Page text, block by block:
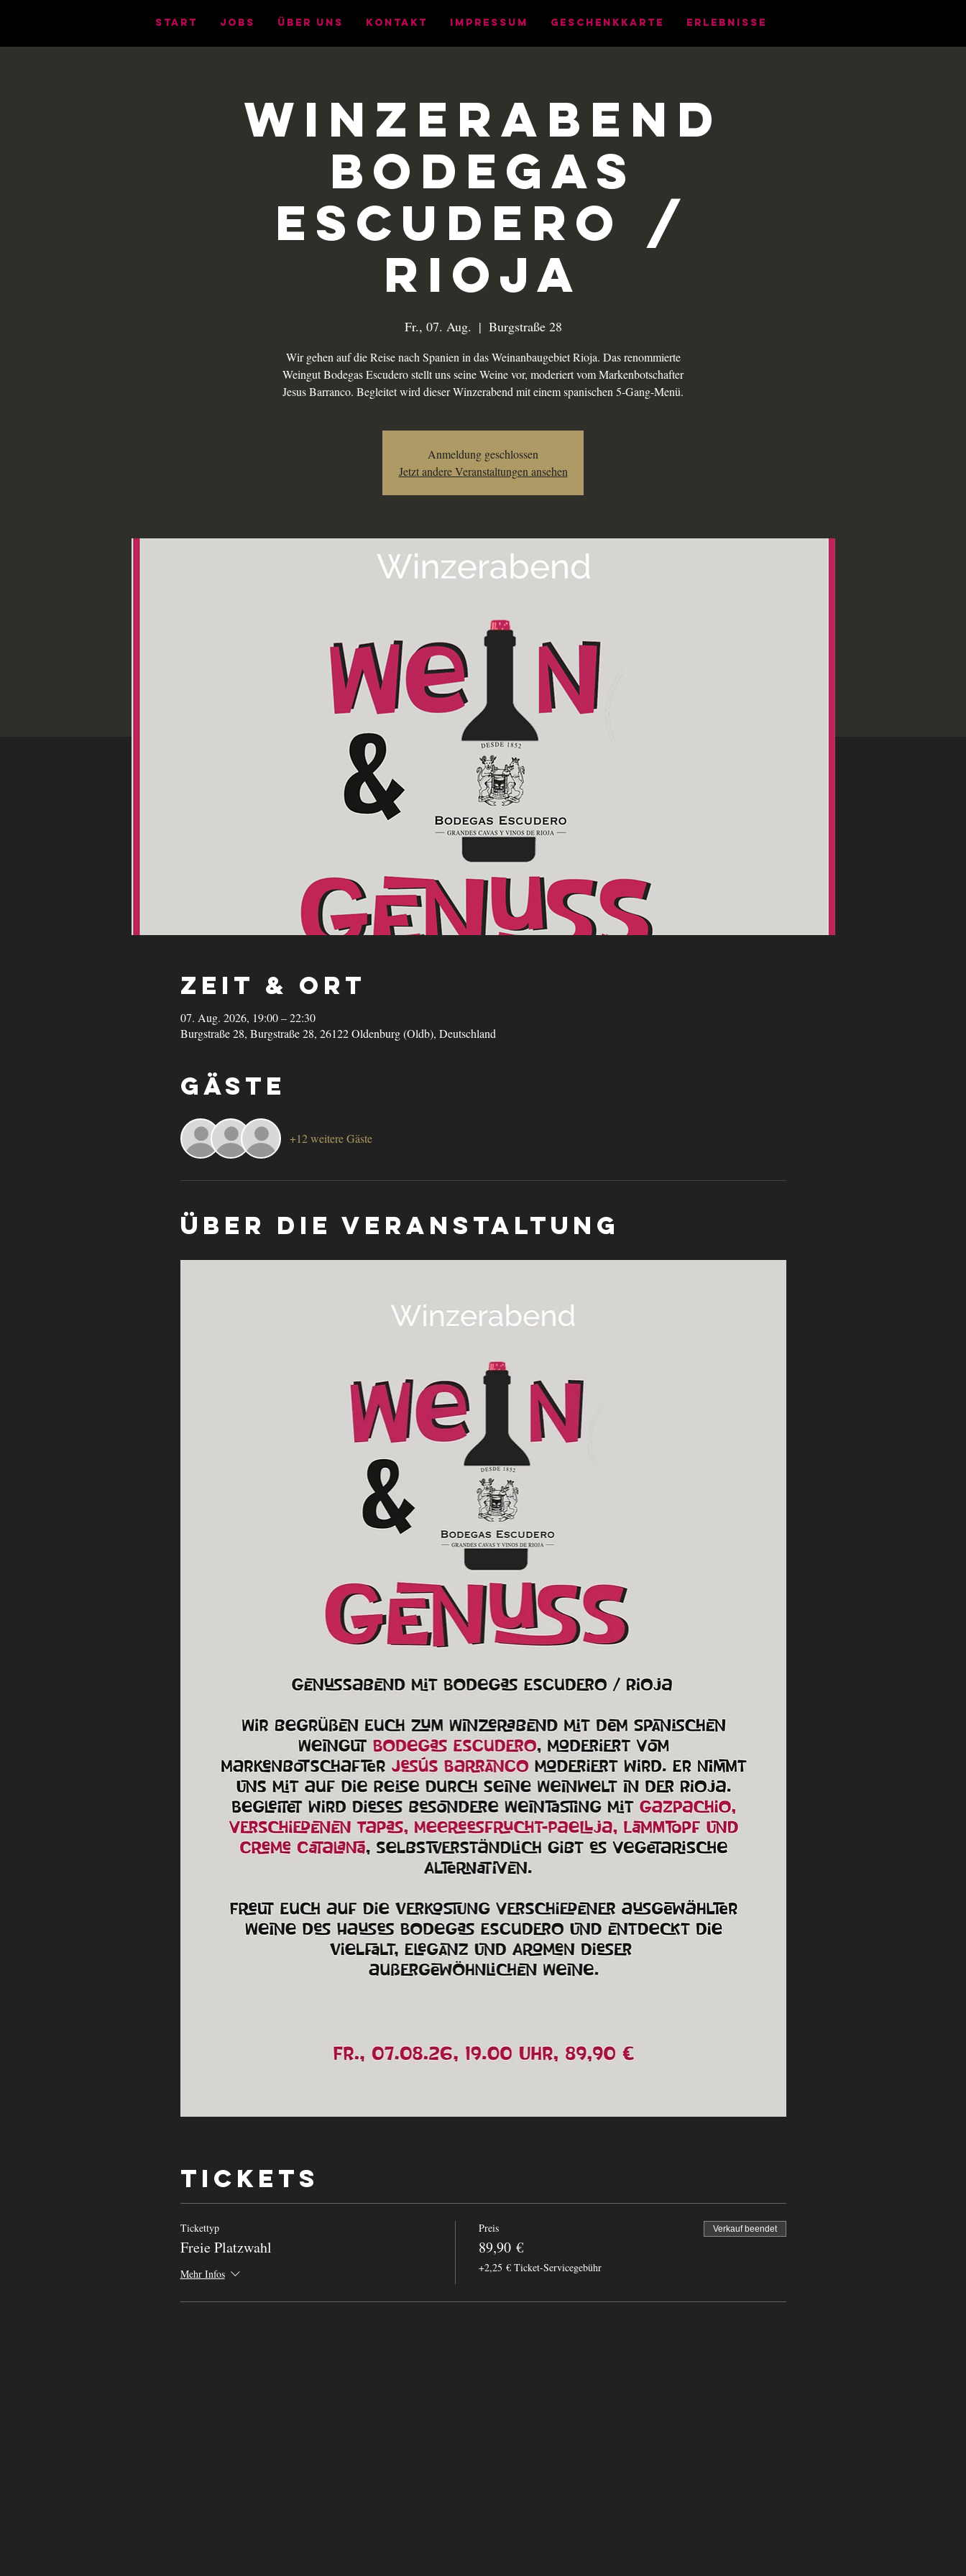
START Jobs ÜBER UNS KONTAKT IMPRESSUM Geschenkkarte Erlebnisse
Winzerabend
Bodegas
Escudero /
Rioja
Fr., 07. Aug.
  |
Burgstraße 28
Wir gehen auf die Reise nach Spanien in das Weinanbaugebiet Rioja. Das renommierte
Weingut Bodegas Escudero stellt uns seine Weine vor, moderiert vom Markenbotschafter
Jesus Barranco. Begleitet wird dieser Winzerabend mit einem spanischen 5-Gang-Menü.
Anmeldung geschlossen
Jetzt andere Veranstaltungen ansehen
Zeit & Ort
07. Aug. 2026, 19:00 – 22:30
Burgstraße 28, Burgstraße 28, 26122 Oldenburg (Oldb), Deutschland
Gäste
+12 weitere Gäste
Über die Veranstaltung
Tickets
Tickettyp
Freie Platzwahl
Mehr Infos
Preis
89,90 €
+2,25 € Ticket-Servicegebühr
Verkauf beendet